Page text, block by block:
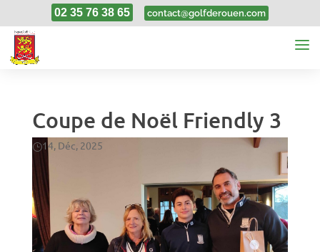
02 35 76 38 65 contact@golfderouen.com
Coupe de Noël Friendly 3
14, Déc, 2025